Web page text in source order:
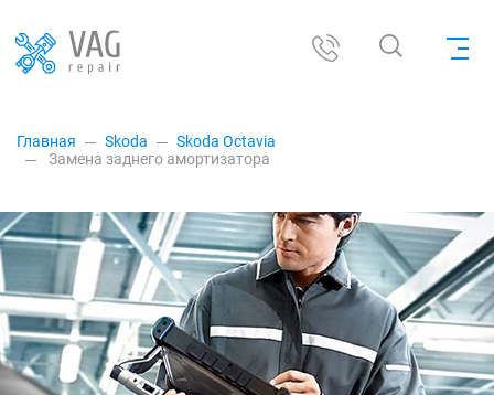
Главная Skoda
Skoda Octavia
Замена заднего амортизатора